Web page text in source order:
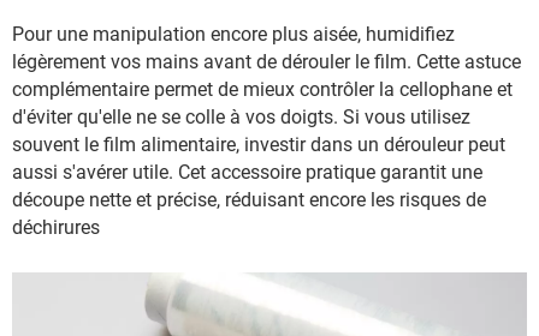
Pour une manipulation encore plus aisée, humidifiez
légèrement vos mains avant de dérouler le film. Cette astuce
complémentaire permet de mieux contrôler la cellophane et
d'éviter qu'elle ne se colle à vos doigts. Si vous utilisez
souvent le film alimentaire, investir dans un dérouleur peut
aussi s'avérer utile. Cet accessoire pratique garantit une
découpe nette et précise, réduisant encore les risques de
déchirures